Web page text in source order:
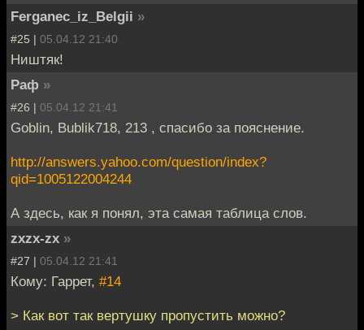
Ferganec_iz_Belgii »
#25 | 05.04.12 21:40
Ништяк!
Раф »
#26 | 05.04.12 21:41
Goblin, Bublik718, 213 , спасибо за пояснение.
http://answers.yahoo.com/question/index?
qid=1005122004244
А здесь, как я понял, эта самая таблица слов.
zxzx-zx »
#27 | 05.04.12 21:41
Кому: Гаррет, #14
> Как вот так вертушку пропустить можно?